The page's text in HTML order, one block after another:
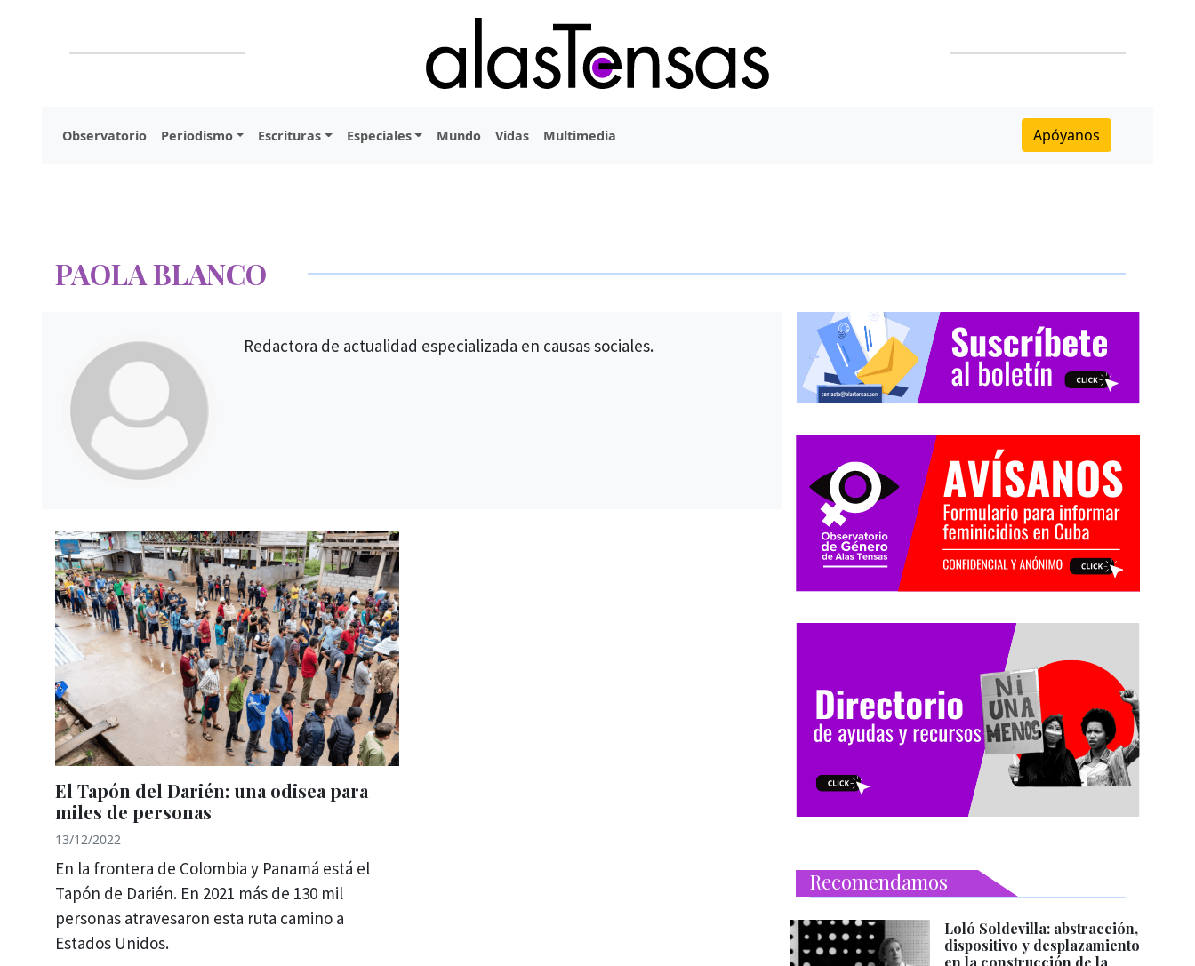
Observatorio Periodismo Escrituras Especiales Mundo Vidas Multimedia Apóyanos
PAOLA BLANCO
Redactora de actualidad especializada en causas sociales.
El Tapón del Darién: una odisea para
miles de personas
13/12/2022
En la frontera de Colombia y Panamá está el
Tapón de Darién. En 2021 más de 130 mil
personas atravesaron esta ruta camino a
Estados Unidos.
Recomendamos
Loló Soldevilla: abstracción,
dispositivo y desplazamiento
en la construcción de la